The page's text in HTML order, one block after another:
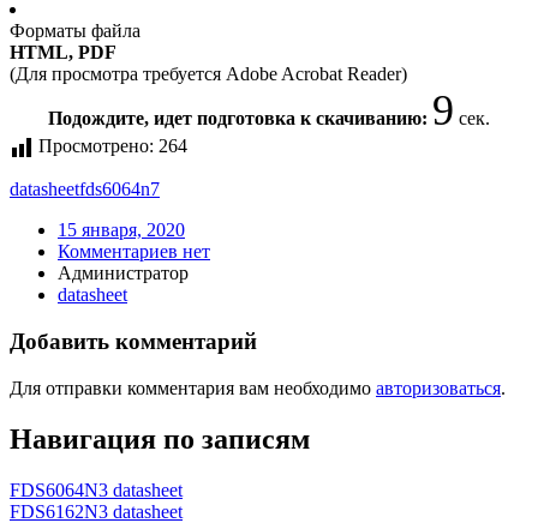
Форматы файла
HTML, PDF
(Для просмотра требуется Adobe Acrobat Reader)
Подождите, идет подготовка к скачиванию: 9 сек.
Просмотрено: 264
datasheetfds6064n7
15 января, 2020
Комментариев нет
Администратор
datasheet
Добавить комментарий
Для отправки комментария вам необходимо авторизоваться.
Навигация по записям
FDS6064N3 datasheet
FDS6162N3 datasheet